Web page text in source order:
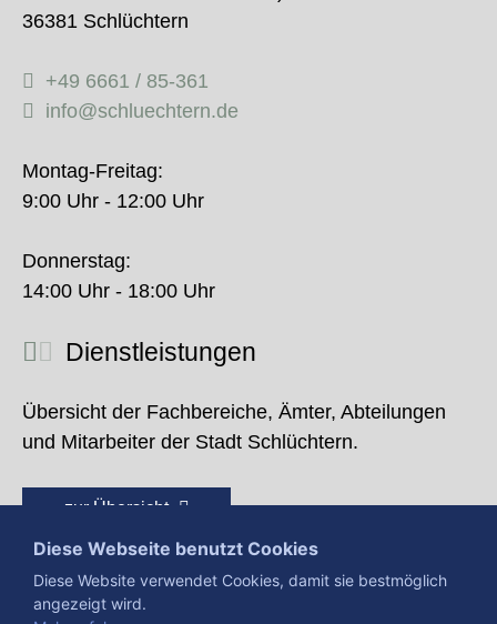
36381 Schlüchtern
+49 6661 / 85-361
info@schluechtern.de
Montag-Freitag:
9:00 Uhr - 12:00 Uhr
Donnerstag:
14:00 Uhr - 18:00 Uhr
Dienstleistungen
Übersicht der Fachbereiche, Ämter, Abteilungen
und Mitarbeiter der Stadt Schlüchtern.
zur Übersicht
Diese Webseite benutzt Cookies
Diese Website verwendet Cookies, damit sie bestmöglich
angezeigt wird.